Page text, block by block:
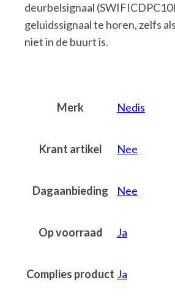
deurbelsignaal
geluidssignaal te horen, zelfs
niet in de buurt is.
Merk Nedis
Krant artikel Nee
Dagaanbieding Nee
Op voorraad Ja
Complies product Ja